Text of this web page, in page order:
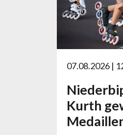
07.08.2026 |
Kurth